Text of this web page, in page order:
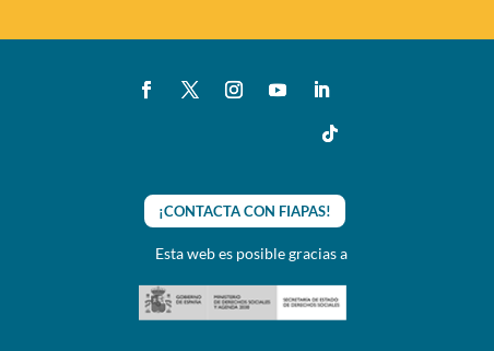
¡CONTACTA CON FIAPAS!
Esta web es posible gracias a